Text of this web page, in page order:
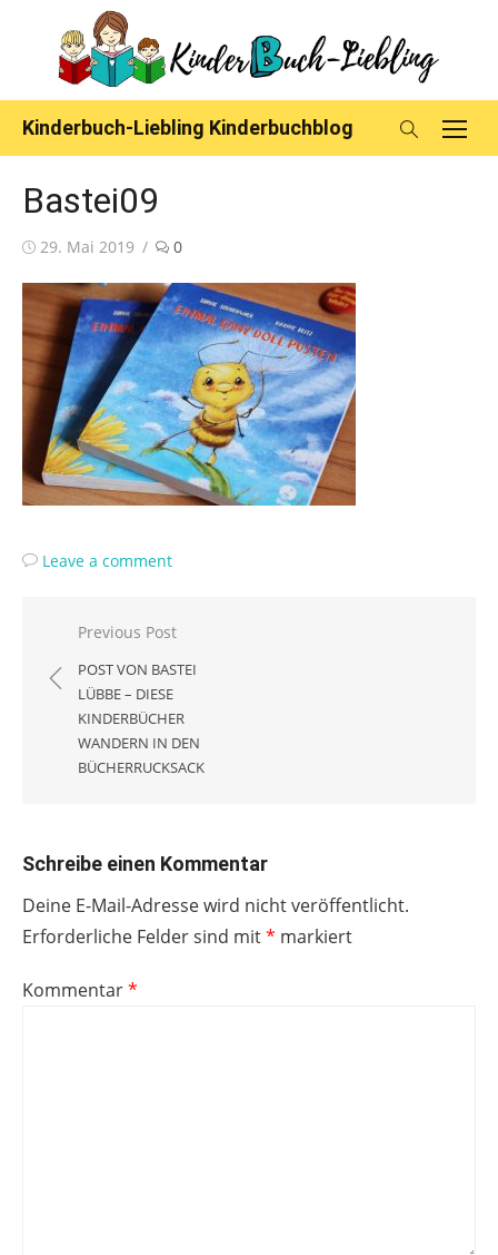
content
Kinderbuch-Liebling Kinderbuchblog
Bastei09
Posted
29. Mai 2019 0
Leave a comment
Beitragsnavigation
Previous Post
POST VON BASTEI
LÜBBE – DIESE
KINDERBÜCHER
WANDERN IN DEN
BÜCHERRUCKSACK
Schreibe einen Kommentar
Deine E-Mail-Adresse wird nicht veröffentlicht.
Erforderliche Felder sind mit* markiert
Kommentar*